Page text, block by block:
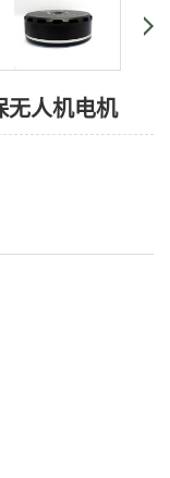
无人机电机